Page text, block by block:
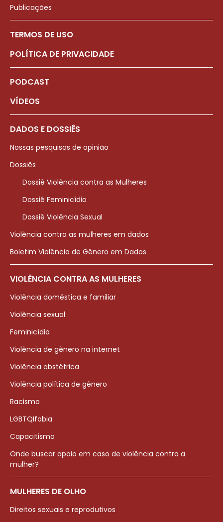
Publicações
TERMOS DE USO
POLÍTICA DE PRIVACIDADE
PODCAST
VÍDEOS
DADOS E DOSSIÊS
Nossas pesquisas de opinião
Dossiês
Dossiê Violência contra as Mulheres
Dossiê Feminicídio
Dossiê Violência Sexual
Violência contra as mulheres em dados
Boletim Violência de Gênero em Dados
VIOLÊNCIA CONTRA AS MULHERES
Violência doméstica e familiar
Violência sexual
Feminicídio
Violência de gênero na internet
Violência obstétrica
Violência política de gênero
Racismo
LGBTQIfobia
Capacitismo
Onde buscar apoio em caso de violência contra a
mulher?
MULHERES DE OLHO
Direitos sexuais e reprodutivos